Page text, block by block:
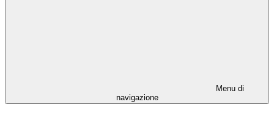
Menu di
navigazione